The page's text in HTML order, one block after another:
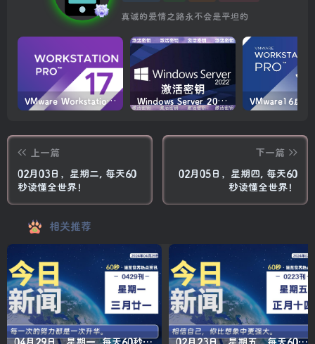
真诚的爱情之路永不会是平坦的
VMware Workstation PRO v17.6.4 正式版_虚拟机(带激活密钥) Windows Server 2022激活密钥 2024 5月更新
上一篇
02月03日，星期二, 每天60
秒读懂全世界！
下一篇
02月05日，星期四, 每天60
秒读懂全世界！
相关推荐
04月29日，星期一, 每天60秒读懂全世界！ 02月23日，星期五，每天60秒读懂全世界！